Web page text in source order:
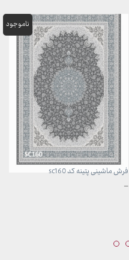
فرش ماشینی پتینه کد sc160
–محدوده